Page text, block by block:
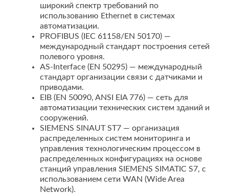
широкий спектр требований по
использованию Ethernet в системах
автоматизации.
PROFIBUS (IEC 61158/EN 50170) —
международный стандарт построения сетей
полевого уровня.
AS-Interface (EN 50295) — международный
стандарт организации связи с датчиками и
приводами.
EIB (EN 50090, ANSI EIA 776) — сеть для
автоматизации технических систем зданий и
сооружений.
SIEMENS SINAUT ST7 — организация
распределенных систем мониторинга и
управления технологическим процессом в
распределенных конфигурациях на основе
станций управления SIEMENS SIMATIC S7, с
использованием сети WAN (Wide Area
Network).